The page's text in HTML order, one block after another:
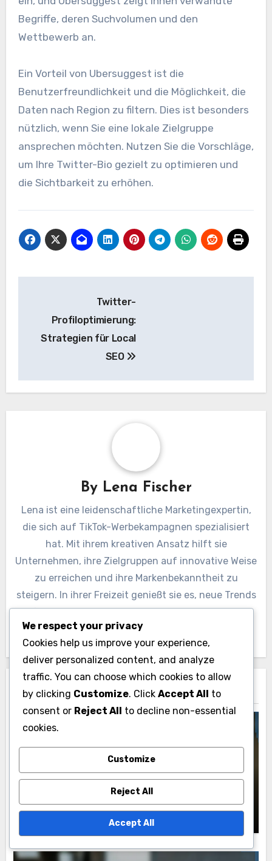
Begriffe, deren Suchvolumen und den
Wettbewerb an.
Ein Vorteil von Ubersuggest ist die
Benutzerfreundlichkeit und die Möglichkeit, die
Daten nach Region zu filtern. Dies ist besonders
nützlich, wenn Sie eine lokale Zielgruppe
ansprechen möchten. Nutzen Sie die Vorschläge,
um Ihre Twitter-Bio gezielt zu optimieren und
die Sichtbarkeit zu erhöhen.
navigation
Twitter-
Profiloptimierung:
Strategien für Local
SEO
By Lena Fischer
Lena ist eine leidenschaftliche Marketingexpertin,
die sich auf TikTok-Werbekampagnen spezialisiert
hat. Mit ihrem kreativen Ansatz hilft sie
Unternehmen, ihre Zielgruppen auf innovative Weise
zu erreichen und ihre Markenbekanntheit zu
steigern. In ihrer Freizeit genießt sie es, neue Trends
auf TikTok zu erkunden und ihre eigenen kreativen
Inhalte zu erstellen.
Related Post
Twitter Profiloptimierung
Twitter Profilbild: Das richtige Bild für
Ihre Marke auswählen
Lena Fischer 25/11/2025
We respect your privacy
Cookies help us improve your experience,
deliver personalized content, and analyze
traffic. You can choose which cookies to allow
by clicking Customize. Click Accept All to
consent or Reject All to decline non-essential
cookies.
Customize
Reject All
Accept All